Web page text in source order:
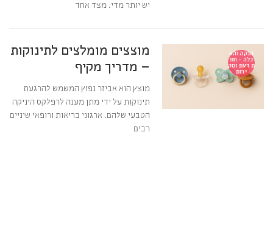
יש יותר מדי. מצד אחד
הנקה והא
כלה - חוו
ת דעת וסק
ירות
מוצצים מומלצים לתינוקות
– מדריך מקיף
מוצץ הוא אביזר נפוץ המשמש להרגעת
תינוקות על ידי מתן מענה לרפלקס היניקה
הטבעי שלהם. ארגוני בריאות ורופאי שיניים
רבים